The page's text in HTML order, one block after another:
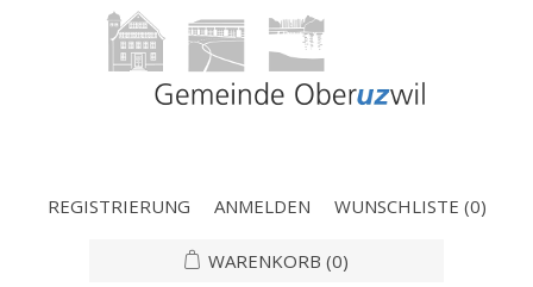
REGISTRIERUNG ANMELDEN WUNSCHLISTE (0)
WARENKORB (0)